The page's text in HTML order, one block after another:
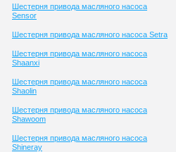
Шестерня привода масляного насоса
Sensor
Шестерня привода масляного насоса Setra
Шестерня привода масляного насоса
Shaanxi
Шестерня привода масляного насоса
Shaolin
Шестерня привода масляного насоса
Shawoom
Шестерня привода масляного насоса
Shineray